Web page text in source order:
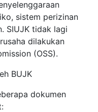
sistem perizinan
SIUJK tidak lagi
dilakukan
(OSS).
BUJK
dokumen